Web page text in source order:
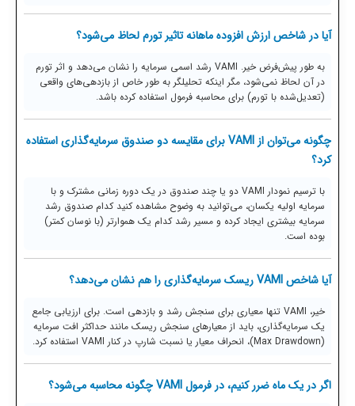
آیا در شاخص ارزش افزوده ماهانه تاثیر تورم لحاظ می‌شود؟
به طور پیش‌فرض خیر. VAMI رشد اسمی سرمایه را نشان می‌دهد و اثر تورم
در آن لحاظ نمی‌شود، مگر اینکه تحلیلگر به طور خاص از بازدهی‌های واقعی
(تعدیل‌شده با تورم) برای محاسبه فرمول استفاده کرده باشد.
چگونه می‌توان از VAMI برای مقایسه دو صندوق سرمایه‌گذاری استفاده
کرد؟
با ترسیم نمودار VAMI دو یا چند صندوق در یک دوره زمانی مشترک و با
سرمایه اولیه یکسان، می‌توانید به وضوح مشاهده کنید کدام صندوق رشد
سرمایه بیشتری ایجاد کرده و مسیر رشد کدام یک هموارتر (با نوسان کمتر)
بوده است.
آیا شاخص VAMI ریسک سرمایه‌گذاری را هم نشان می‌دهد؟
خیر، VAMI تنها معیاری برای سنجش رشد و بازدهی است. برای ارزیابی جامع
یک سرمایه‌گذاری، باید از معیارهای سنجش ریسک مانند حداکثر افت سرمایه
(Max Drawdown)، انحراف معیار یا نسبت شارپ در کنار VAMI استفاده کرد.
اگر در یک ماه ضرر کنیم، در فرمول VAMI چگونه محاسبه می‌شود؟